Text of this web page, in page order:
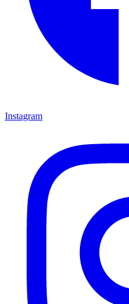
Instagram